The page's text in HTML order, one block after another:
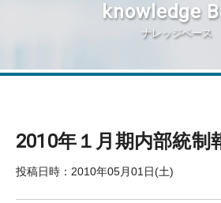
knowledge
ナレッジベース
2010年１月期内部統制
投稿日時：2010年05月01日(土)